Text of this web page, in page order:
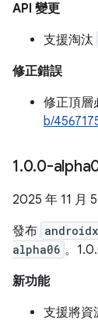
API 變更
支援淘汰
修正錯誤
修正頂層
b/
1.0.0-
2025 年 11 月 5
發布
alpha06 。
新功能
支援將資